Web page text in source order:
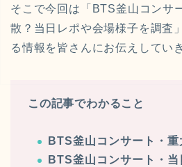
そこで今回は「BTS釜山コンサ
散？当日レポや会場様子を調査
る情報を皆さんにお伝えしてい
この記事でわかること
BTS釜山コンサート・重
BTS釜山コンサート・当